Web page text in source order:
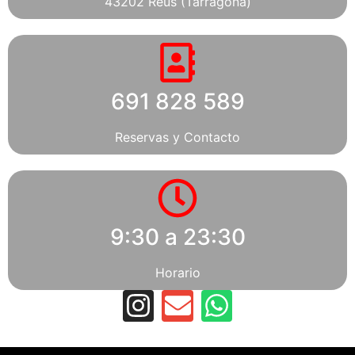
691 828 589
Reservas y Contacto
9:30 a 23:30
Horario